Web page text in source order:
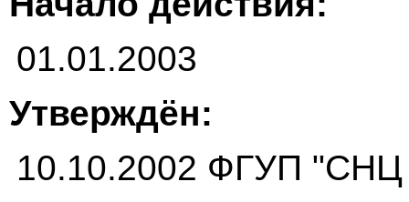
01.01.2003
Утверждён:
10.10.2002 ФГУП "СНЦ